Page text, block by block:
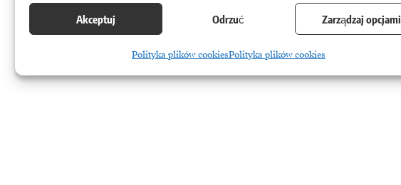
Akceptuj Odrzuć Zarządzaj opcjami
Polityka plików cookiesPolityka plików cookies